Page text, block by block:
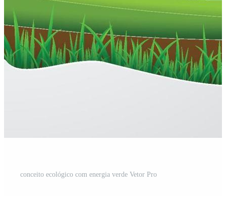
conceito ecológico com energia verde Vetor Pro